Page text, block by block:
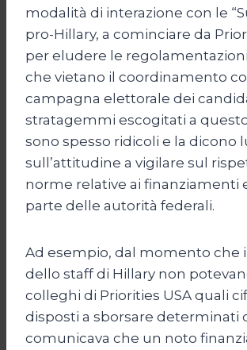
modalità di interazione con le
pro-Hillary, a cominciare da
per eludere le
che vietano il coordinamento
campagna elettorale dei
stratagemmi escogitati a
sono spesso ridicoli e la dicono
sull’attitudine a vigilare sul
norme relative ai finanziamenti
parte delle autorità federali.
Ad esempio, dal momento che
dello staff di Hillary non
colleghi di Priorities USA quali
disposti a sborsare determinati
comunicava che un noto